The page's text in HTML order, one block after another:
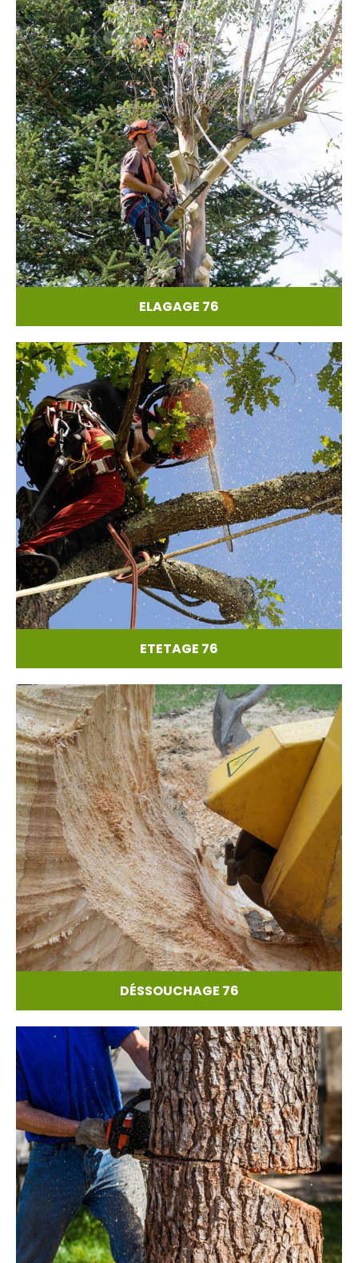
ELAGAGE 76
ETETAGE 76
DÉSSOUCHAGE 76